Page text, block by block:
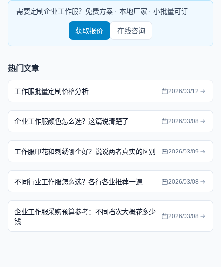
需要定制企业工作服？免费方案 · 本地厂家 · 小批量可订
获取报价 在线咨询
热门文章
工作服批量定制价格分析 2026/03/12
企业工作服颜色怎么选？这篇说清楚了 2026/03/08
工作服印花和刺绣哪个好？说说两者真实的区别 2026/03/09
不同行业工作服怎么选？各行各业推荐一遍 2026/03/08
企业工作服采购预算参考：不同档次大概花多少
钱
2026/03/08